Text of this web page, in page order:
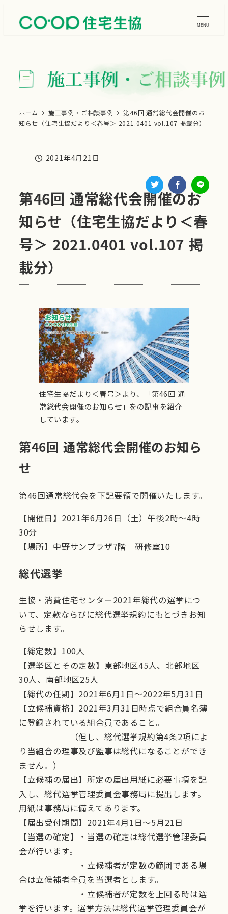
MENU
ホーム 施工事例・ご相談事例
第46回 通常総代会開催のお
知らせ（住宅生協だより＜春号＞ 2021.0401 vol.107 掲載分）
投稿日
2021年4月21日
第46回 通常総代会開催のお
知らせ（住宅生協だより＜春
号＞ 2021.0401 vol.107 掲
載分）
住宅生協だより＜春号＞より、「第46回 通
常総代会開催のお知らせ」をの記事を紹介
しています。
第46回 通常総代会開催のお知ら
せ
第46回通常総代会を下記要領で開催いたします。
【開催日】2021年6月26日（土）午後2時～4時
30分
【場所】中野サンプラザ7階 研修室10
総代選挙
生協・消費住宅センター2021年総代の選挙につ
いて、定款ならびに総代選挙規約にもとづきお知
らせします。
【総定数】100人
【選挙区とその定数】東部地区45人、北部地区
30人、南部地区25人
【総代の任期】2021年6月1日～2022年5月31日
【立候補資格】2021年3月31日時点で組合員名簿
に登録されている組合員であること。
（但し、総代選挙規約第4条2項によ
り当組合の理事及び監事は総代になることができ
ません。）
【立候補の届出】所定の届出用紙に必要事項を記
入し、総代選挙管理委員会事務局に提出します。
用紙は事務局に備えてあります。
【届出受付期間】2021年4月1日～5月21日
【当選の確定】・当選の確定は総代選挙管理委員
会が行います。
・立候補者が定数の範囲である場
合は立候補者全員を当選者とします。
・立候補者が定数を上回る時は選
挙を行います。選挙方法は総代選挙管理委員会が